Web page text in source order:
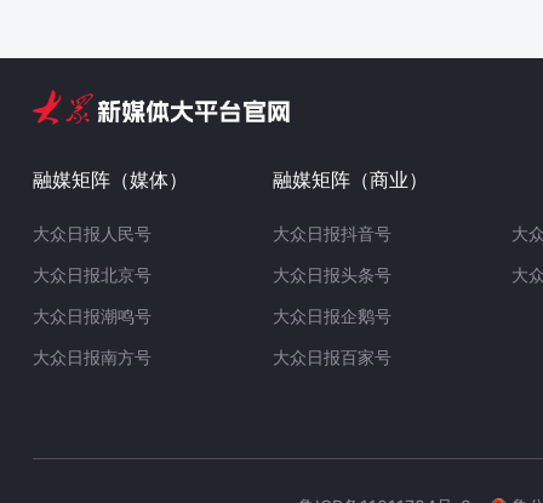
融媒矩阵（媒体）
大众日报人民号
大众日报北京号
大众日报潮鸣号
大众日报南方号
融媒矩阵（商业）
大众日报抖音号
大众日报头条号
大众日报企鹅号
大众日报百家号
大
大